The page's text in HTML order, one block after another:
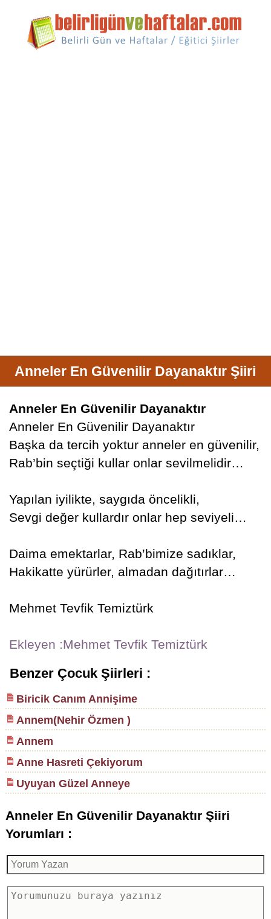
Anneler En Güvenilir Dayanaktır Şiiri
Anneler En Güvenilir Dayanaktır
Anneler En Güvenilir Dayanaktır
Başka da tercih yoktur anneler en güvenilir,
Rab’bin seçtiği kullar onlar sevilmelidir…
Yapılan iyilikte, saygıda öncelikli,
Sevgi değer kullardır onlar hep seviyeli…
Daima emektarlar, Rab’bimize sadıklar,
Hakikatte yürürler, almadan dağıtırlar…
Mehmet Tevfik Temiztürk
Ekleyen :Mehmet Tevfik Temiztürk
Benzer Çocuk Şiirleri :
Biricik Canım Annişime
Annem(Nehir Özmen )
Annem
Anne Hasreti Çekiyorum
Uyuyan Güzel Anneye
Anneler En Güvenilir Dayanaktır Şiiri
Yorumları :